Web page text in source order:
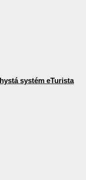
systém eTurista